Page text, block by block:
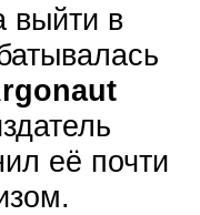
выйти в
её почти